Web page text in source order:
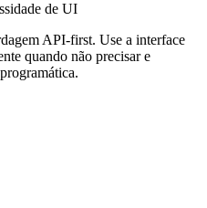
de UI
API-first. Use a interface
quando não precisar e